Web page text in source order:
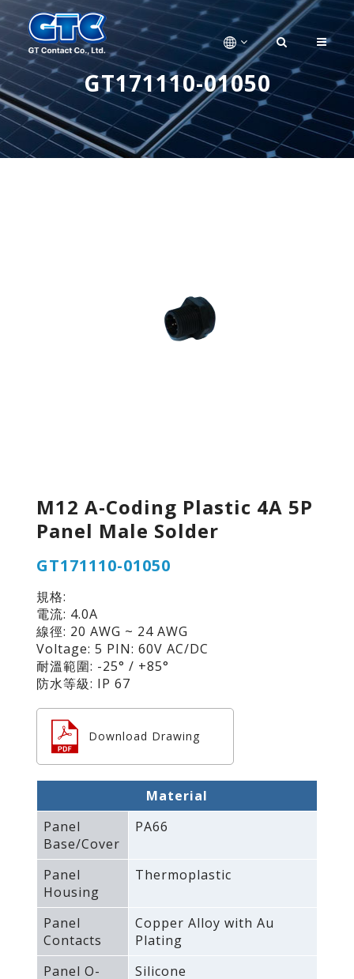
GT171110-01050
M12 A-Coding Plastic 4A 5P
Panel Male Solder
GT171110-01050
規格:
電流: 4.0A
線徑: 20 AWG ~ 24 AWG
Voltage: 5 PIN: 60V AC/DC
耐溫範圍: -25° / +85°
防水等級: IP 67
Download Drawing
Material
Panel
Base/Cover
PA66
Panel
Housing
Thermoplastic
Panel
Contacts
Copper Alloy with Au
Plating
Panel O-
Silicone